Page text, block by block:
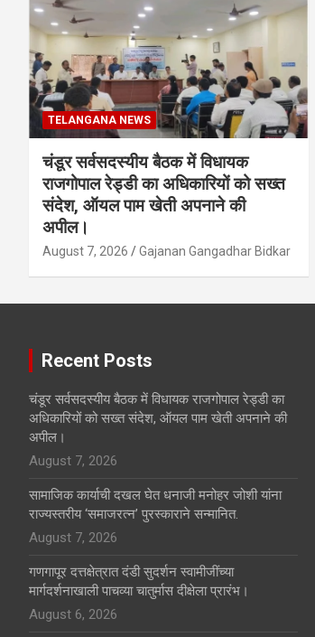
TELANGANA NEWS
चंडूर सर्वसदस्यीय बैठक में विधायक
राजगोपाल रेड्डी का अधिकारियों को सख्त
संदेश, ऑयल पाम खेती अपनाने की
अपील।
August 7, 2026 Gajanan Gangadhar Bidkar
Recent Posts
चंडूर सर्वसदस्यीय बैठक में विधायक राजगोपाल रेड्डी का
अधिकारियों को सख्त संदेश, ऑयल पाम खेती अपनाने की
अपील।
August 7, 2026
सामाजिक कार्याची दखल घेत धनाजी मनोहर जोशी यांना
राज्यस्तरीय ‘समाजरत्न’ पुरस्काराने सन्मानित.
August 7, 2026
गणगापूर दत्तक्षेत्रात दंडी सुदर्शन स्वामीजींच्या
मार्गदर्शनाखाली पाचव्या चातुर्मास दीक्षेला प्रारंभ।
August 6, 2026